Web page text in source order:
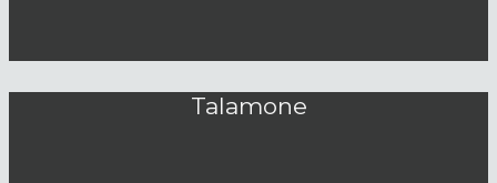
Talamone